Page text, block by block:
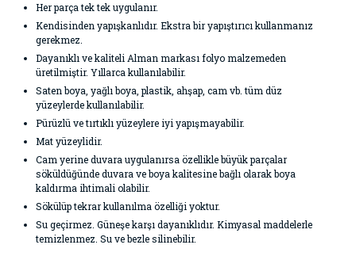
Her parça tek tek uygulanır.
Kendisinden yapışkanlıdır. Ekstra bir yapıştırıcı kullanmanız
gerekmez.
Dayanıklı ve kaliteli Alman markası folyo malzemeden
üretilmiştir. Yıllarca kullanılabilir.
Saten boya, yağlı boya, plastik, ahşap, cam vb. tüm düz
yüzeylerde kullanılabilir.
Pürüzlü ve tırtıklı yüzeylere iyi yapışmayabilir.
Mat yüzeylidir.
Cam yerine duvara uygulanırsa özellikle büyük parçalar
söküldüğünde duvara ve boya kalitesine bağlı olarak boya
kaldırma ihtimali olabilir.
Sökülüp tekrar kullanılma özelliği yoktur.
Su geçirmez. Güneşe karşı dayanıklıdır. Kimyasal maddelerle
temizlenmez. Su ve bezle silinebilir.